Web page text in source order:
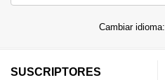
Cambiar idioma:
SUSCRIPTORES